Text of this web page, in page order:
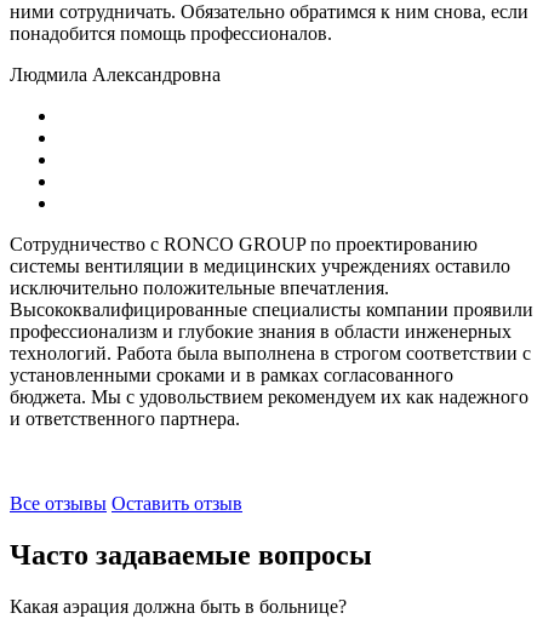
ними сотрудничать. Обязательно обратимся к ним снова, если
понадобится помощь профессионалов.
Людмила Александровна
Сотрудничество с RONCO GROUP по проектированию
системы вентиляции в медицинских учреждениях оставило
исключительно положительные впечатления.
Высококвалифицированные специалисты компании проявили
профессионализм и глубокие знания в области инженерных
технологий. Работа была выполнена в строгом соответствии с
установленными сроками и в рамках согласованного
бюджета. Мы с удовольствием рекомендуем их как надежного
и ответственного партнера.
Все отзывы Оставить отзыв
Часто задаваемые вопросы
Какая аэрация должна быть в больнице?